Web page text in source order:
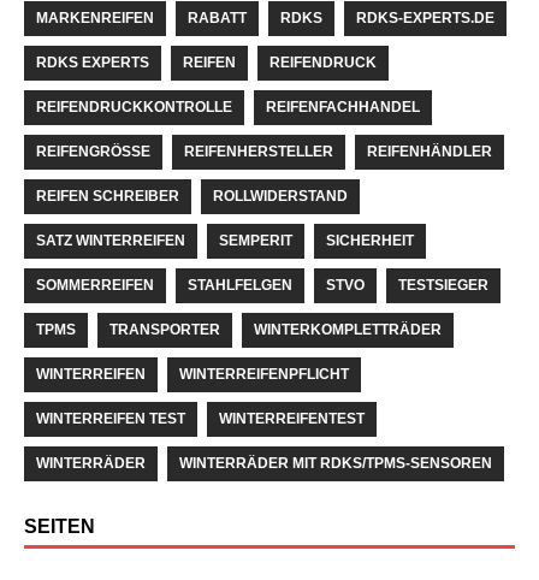
MARKENREIFEN RABATT RDKS RDKS-EXPERTS.DE
RDKS EXPERTS REIFEN REIFENDRUCK
REIFENDRUCKKONTROLLE REIFENFACHHANDEL
REIFENGRÖSSE REIFENHERSTELLER REIFENHÄNDLER
REIFEN SCHREIBER ROLLWIDERSTAND
SATZ WINTERREIFEN SEMPERIT SICHERHEIT
SOMMERREIFEN STAHLFELGEN STVO TESTSIEGER
TPMS TRANSPORTER WINTERKOMPLETTRÄDER
WINTERREIFEN WINTERREIFENPFLICHT
WINTERREIFEN TEST WINTERREIFENTEST
WINTERRÄDER WINTERRÄDER MIT RDKS/TPMS-SENSOREN
SEITEN